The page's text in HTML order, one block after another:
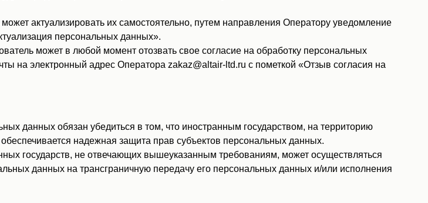
актуализировать их самостоятельно, путем направления Оператору уведомление
персональных данных».
может в любой момент отозвать свое согласие на обработку персональных
на электронный адрес Оператора zakaz@altair-ltd.ru с пометкой «Отзыв согласия на
данных обязан убедиться в том, что иностранным государством, на территорию
надежная защита прав субъектов персональных данных.
государств, не отвечающих вышеуказанным требованиям, может осуществляться
данных на трансграничную передачу его персональных данных и/или исполнения